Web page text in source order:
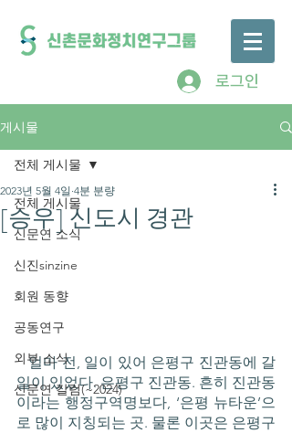
로그인
게시물
전체 게시물
신문연 소식
신진sinzine
회원 동향
공동연구
외부 소식
신문연 칼럼(~2024)
전체 게시물
[승우] 신도시 경관
2023년 5월 4일 4분 분량
   얼마 전, 일이 있어 은평구 진관동에 갈
일이 있었다. 은평구 진관동. 흔히 진관동
이라는 행정구역명보다, ‘은평 뉴타운’으
로 많이 지칭되는 곳. 물론 이곳은 은평구